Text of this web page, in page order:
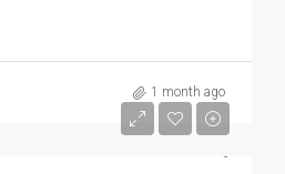
1 month ago